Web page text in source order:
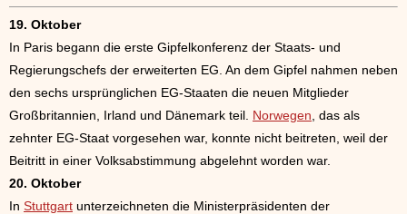
19. Oktober
In Paris begann die erste Gipfelkonferenz der Staats- und
Regierungschefs der erweiterten EG. An dem Gipfel nahmen neben
den sechs ursprünglichen EG-Staaten die neuen Mitglieder
Großbritannien, Irland und Dänemark teil. Norwegen , das als
zehnter EG-Staat vorgesehen war, konnte nicht beitreten, weil der
Beitritt in einer Volksabstimmung abgelehnt worden war.
20. Oktober
In Stuttgart unterzeichneten die Ministerpräsidenten der